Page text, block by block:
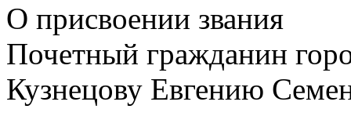
О присвоении звания
Почетный гражданин
Кузнецову Евгению